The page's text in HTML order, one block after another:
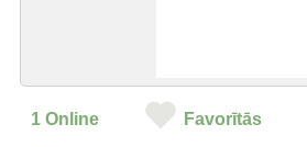
1 Online Favorītās